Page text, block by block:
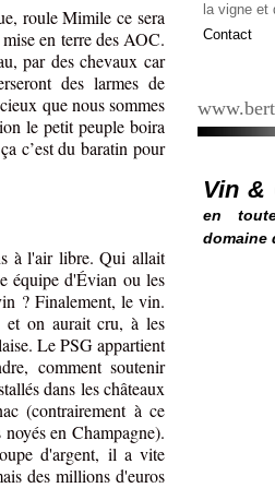
roule Mimile ce sera
en terre des AOC.
par des chevaux car
des larmes de
que nous sommes
le petit peuple boira
c’est du baratin pour
à l'air libre. Qui allait
équipe d'Évian ou les
? Finalement, le vin.
et on aurait cru, à les
Le PSG appartient
comment soutenir
dans les châteaux
(contrairement à ce
en Champagne).
d'argent, il a vite
des millions d'euros
la vigne et
Contact
Vin &
en
domaine